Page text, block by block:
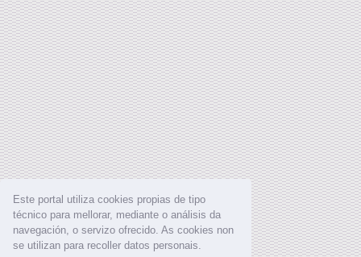
Este portal utiliza cookies propias de tipo
técnico para mellorar, mediante o análisis da
navegación, o servizo ofrecido. As cookies non
se utilizan para recoller datos personais.